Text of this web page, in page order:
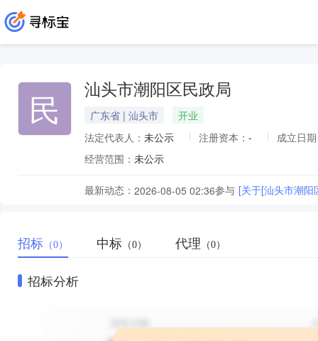
民 汕头市潮阳区民政局
广东省 | 汕头市
开业
法定代表人： 未公示 注册资本： -
成立日
经营范围： 未公示
最新动态： 2026-08-05 02:36参与 [关于[汕头市潮
招标 （0） 中标 （0） 代理 （0）
招标分析